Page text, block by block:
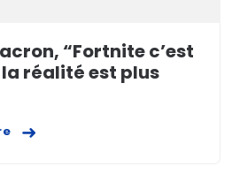
“Fortnite c’est
réalité est plus